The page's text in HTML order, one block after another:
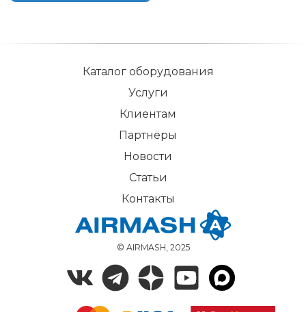
© AIRMASH, 2025
Каталог оборудования
Услуги
Клиентам
Партнёры
Новости
Статьи
Контакты